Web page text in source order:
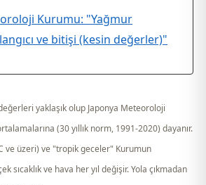
Kurumu: "Yağmur
ve bitişi (kesin değerler)"
yaklaşık olup Japonya Meteoroloji
(30 yıllık norm, 1991-2020) dayanır.
ve üzeri) ve "tropik geceler" Kurumun
sıcaklık ve hava her yıl değişir. Yola çıkmadan